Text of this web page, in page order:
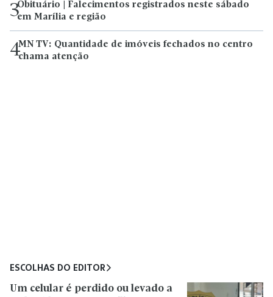
3Obituário | Falecimentos registrados neste sábado
em Marília e região
4MN TV: Quantidade de imóveis fechados no centro
chama atenção
ESCOLHAS DO EDITOR
Um celular é perdido ou levado a